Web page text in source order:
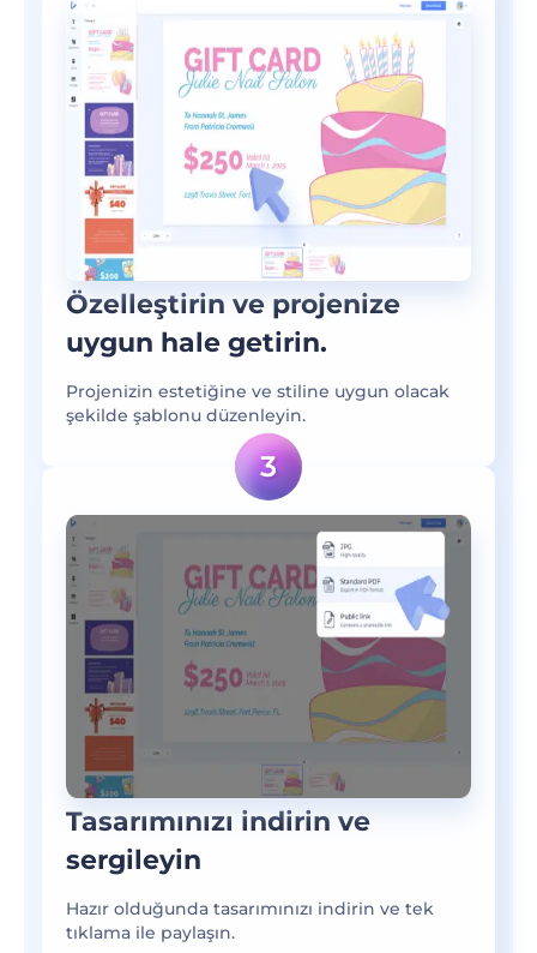
Özelleştirin ve projenize
uygun hale getirin.
Projenizin estetiğine ve stiline uygun olacak
şekilde şablonu düzenleyin.
Tasarımınızı indirin ve
sergileyin
Hazır olduğunda tasarımınızı indirin ve tek
tıklama ile paylaşın.